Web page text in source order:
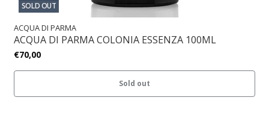
SOLD OUT
ACQUA DI PARMA
ACQUA DI PARMA COLONIA ESSENZA 100ML
€70,00
Sold out